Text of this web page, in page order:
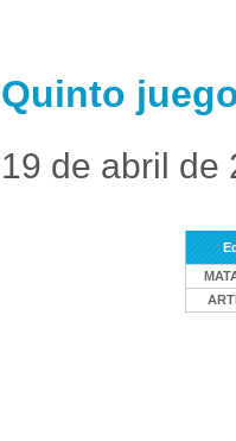
Quinto
19 de abril de